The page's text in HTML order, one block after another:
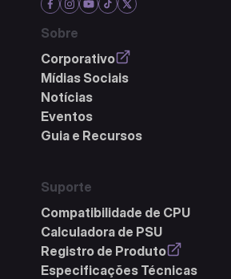
Sobre
Corporativo
Mídias Sociais
Notícias
Eventos
Guia e Recursos
Suporte
Compatibilidade de CPU
Calculadora de PSU
Registro de Produto
Especificações Técnicas